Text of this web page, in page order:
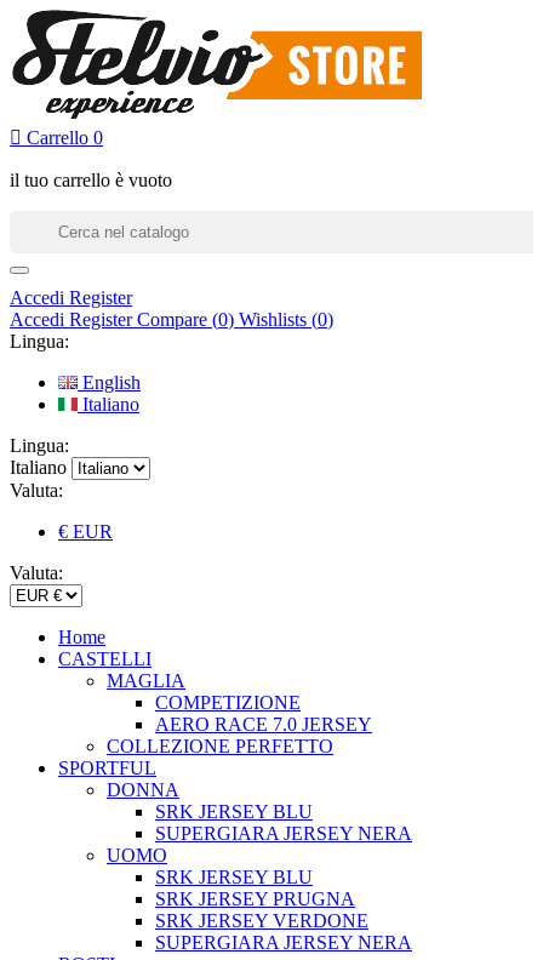
 Carrello 0
il tuo carrello è vuoto
Accedi Register
Accedi Register Compare (0) Wishlists (0)
Lingua:
English
Italiano
Lingua:
Italiano
Valuta:
€ EUR
Valuta:
Home
CASTELLI
MAGLIA
COMPETIZIONE
AERO RACE 7.0 JERSEY
COLLEZIONE PERFETTO
SPORTFUL
DONNA
SRK JERSEY BLU
SUPERGIARA JERSEY NERA
UOMO
SRK JERSEY BLU
SRK JERSEY PRUGNA
SRK JERSEY VERDONE
SUPERGIARA JERSEY NERA